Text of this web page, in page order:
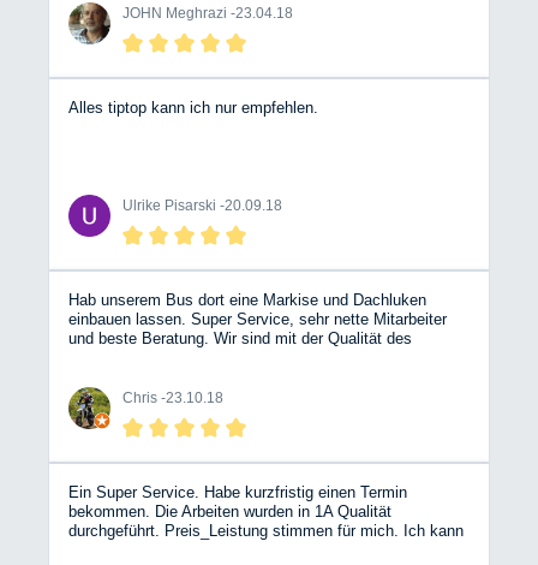
dem nächst TÜV und mein Kuli bei diese Firma machen
lassen obwohl ich lange fahren muss es lohnt sich. John
Meghrazi Dipl.-Ing. Auch diesmal bei mein weitere
JOHN Meghrazi -23.04.18
Alles tiptop kann ich nur empfehlen.
Ulrike Pisarski -20.09.18
Hab unserem Bus dort eine Markise und Dachluken
einbauen lassen. Super Service, sehr nette Mitarbeiter
und beste Beratung. Wir sind mit der Qualität des
Chris -23.10.18
Ein Super Service. Habe kurzfristig einen Termin
bekommen. Die Arbeiten wurden in 1A Qualität
durchgeführt. Preis_Leistung stimmen für mich. Ich kann